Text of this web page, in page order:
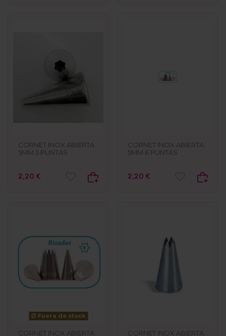
CORNET INOX ABIERTA
5MM 5 PUNTAS
2,20 €
CORNET INOX ABIERTA
5MM 6 PUNTAS
2,20 €
Fuera de stock
CORNET INOX ABIERTA
CORNET INOX ABIERTA